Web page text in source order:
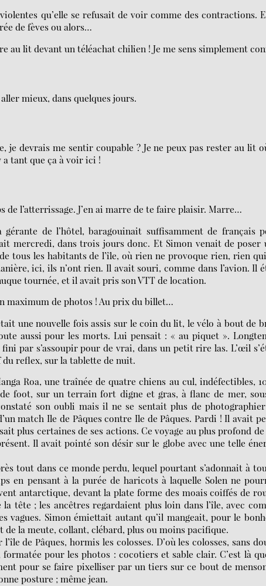
qu’elle se refusait de voir comme des contractions.
de fèves ou alors…
au lit devant un téléachat chilien ! Je me sens simplement
mieux, dans quelques jours.
devrais me sentir coupable ? Je ne peux pas rester au lit
a tant que ça à voir ici !
de l’atterrissage. J’en ai marre de te faire plaisir. Marre…
de l’hôtel, baragouinait suffisamment de français
mercredi, dans trois jours donc. Et Simon venait de poser
tous les habitants de l’île, où rien ne provoque rien, rien
ici, ils n’ont rien. Il avait souri, comme dans l’avion. Il
tournée, et il avait pris son VTT de location.
maximum de photos ! Au prix du billet…
une nouvelle fois assis sur le coin du lit, le vélo à bout de
aussi pour les morts. Lui pensait : « au piquet ».
par s’assoupir pour de vrai, dans un petit rire las. L’œil
reflex, sur la tablette de nuit.
Roa, une traînée de quatre chiens au cul, indéfectibles,
foot, sur un terrain fort digne et gras, à flanc de mer,
son oubli mais il ne se sentait plus de
match Ile de Pâques contre Ile de Pâques. Pardi ! Il avait
plus certaines de ses actions. Ce voyage au plus profond de
Il avait pointé son désir sur le globe avec une telle
tout dans ce monde perdu, lequel pourtant s’adonnait à
en pensant à la purée de haricots à laquelle Solen ne
antarctique, devant la plate forme des moais coiffés de
tête ; les ancêtres regardaient plus loin dans l’île, avec
Simon émiettait autant qu’il mangeait, pour le
la meute, collant, clébard, plus ou moins pacifique.
de Pâques, hormis les colosses. D’où les colosses, sans
pour les photos : cocotiers et sable clair. C’est là
pour se faire pixelliser par un tiers sur ce bout de
posture ; même jean.